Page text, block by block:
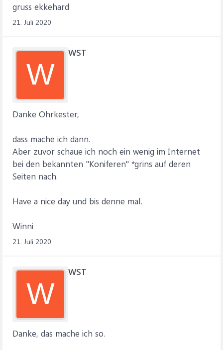
gruss ekkehard
21. Juli 2020
W
WST
Danke Ohrkester,
dass mache ich dann.
Aber zuvor schaue ich noch ein wenig im Internet
bei den bekannten "Koniferen" *grins auf deren
Seiten nach.
Have a nice day und bis denne mal.
Winni
21. Juli 2020
W
WST
Danke, das mache ich so.